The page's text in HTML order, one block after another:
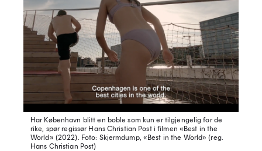
Har København blitt en boble som kun er tilgjengelig for de
rike, spør regissør Hans Christian Post i filmen «Best in the
World» (2022). Foto: Skjermdump, «Best in the World» (reg.
Hans Christian Post)